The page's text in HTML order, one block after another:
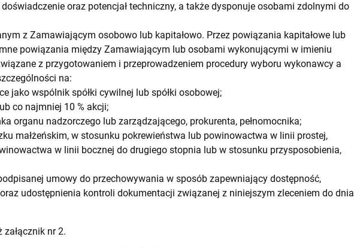
oraz potencjał techniczny, a także dysponuje osobami zdolnymi do
z Zamawiającym osobowo lub kapitałowo. Przez powiązania kapitałowe lub
powiązania między Zamawiającym lub osobami wykonującymi w imieniu
z przygotowaniem i przeprowadzeniem procedury wyboru wykonawcy a
na:
jako wspólnik spółki cywilnej lub spółki osobowej;
co najmniej 10 % akcji;
organu nadzorczego lub zarządzającego, prokurenta, pełnomocnika;
małżeńskim, w stosunku pokrewieństwa lub powinowactwa w linii prostej,
w linii bocznej do drugiego stopnia lub w stosunku przysposobienia,
umowy do przechowywania w sposób zapewniający dostępność,
udostępnienia kontroli dokumentacji związanej z niniejszym zleceniem do dnia
nr 2.